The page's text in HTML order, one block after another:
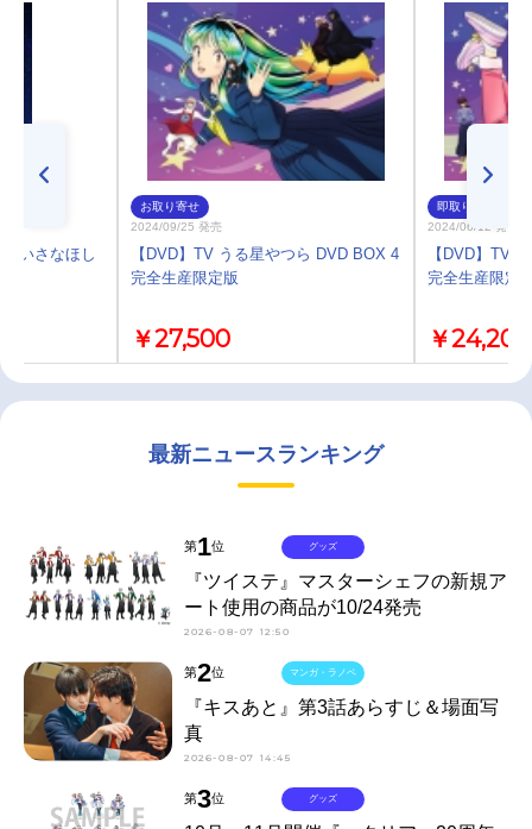
いさなほし
お取り寄せ
2024/09/25 発売
【DVD】TV うる星やつら DVD BOX 4
完全生産限定版
￥27,500
即取り
2024/06/12 発売
【DVD】TV
完全生産限定
￥24,200
最新ニュースランキング
第1位
『ツイステ』マスターシェフの新規ア
ート使用の商品が10/24発売
2026-08-07 12:50
グッズ
第2位
『キスあと』第3話あらすじ＆場面写
真
2026-08-07 14:45
マンガ・ラノベ
第3位 グッズ